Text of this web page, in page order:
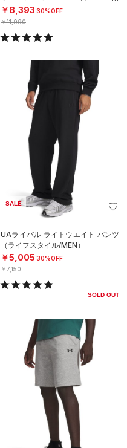
グ/MEN）
￥8,393 30%OFF
￥11,990
SALE
UAライバル ライトウエイト パンツ
（ライフスタイル/MEN）
￥5,005 30%OFF
￥7,150
SOLD OUT